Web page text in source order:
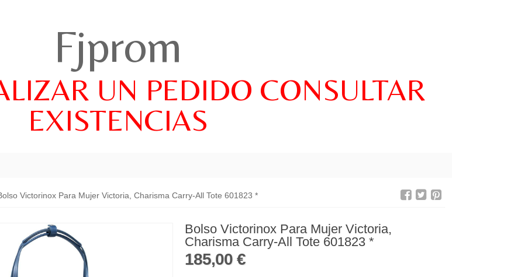
Fjprom
UN PEDIDO CONSULTAR
EXISTENCIAS
Victorinox Para Mujer Victoria, Charisma Carry-All Tote 601823 *
Bolso Victorinox Para Mujer Victoria,
Charisma Carry-All Tote 601823 *
185,00 €